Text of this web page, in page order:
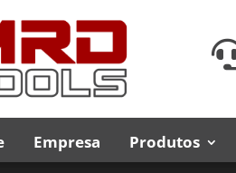
Empresa Produtos